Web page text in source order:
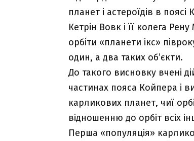
планет і астероїдів в поясі
Кетрін Вовк і її колега
орбіти «планети ікс»
один, а два таких об’єкти.
До такого висновку вчені
частинах пояса Койпера і
карликових планет, чиї
відношенню до орбіт всіх
Перша «популяція»